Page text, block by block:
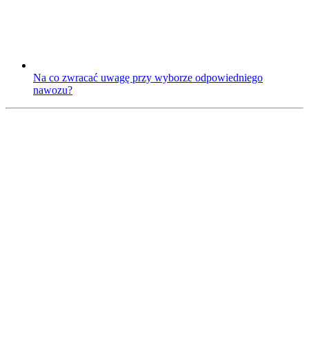
Na co zwracać uwagę przy wyborze odpowiedniego
nawozu?